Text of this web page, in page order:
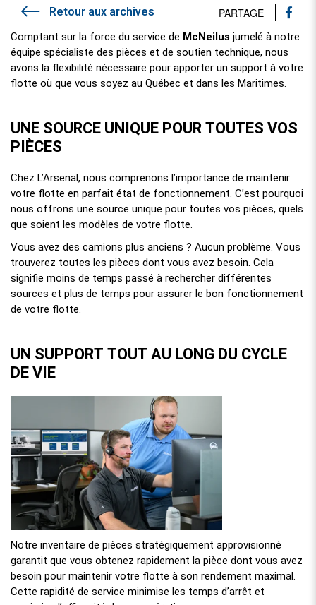
Retour aux archives PARTAGE
Comptant sur la force du service de McNeilus jumelé à notre
équipe spécialiste des pièces et de soutien technique, nous
avons la flexibilité nécessaire pour apporter un support à votre
flotte où que vous soyez au Québec et dans les Maritimes.
UNE SOURCE UNIQUE POUR TOUTES VOS
PIÈCES
Chez L’Arsenal, nous comprenons l’importance de maintenir
votre flotte en parfait état de fonctionnement. C’est pourquoi
nous offrons une source unique pour toutes vos pièces, quels
que soient les modèles de votre flotte.
Vous avez des camions plus anciens ? Aucun problème. Vous
trouverez toutes les pièces dont vous avez besoin. Cela
signifie moins de temps passé à rechercher différentes
sources et plus de temps pour assurer le bon fonctionnement
de votre flotte.
UN SUPPORT TOUT AU LONG DU CYCLE
DE VIE
Notre inventaire de pièces stratégiquement approvisionné
garantit que vous obtenez rapidement la pièce dont vous avez
besoin pour maintenir votre flotte à son rendement maximal.
Cette rapidité de service minimise les temps d’arrêt et